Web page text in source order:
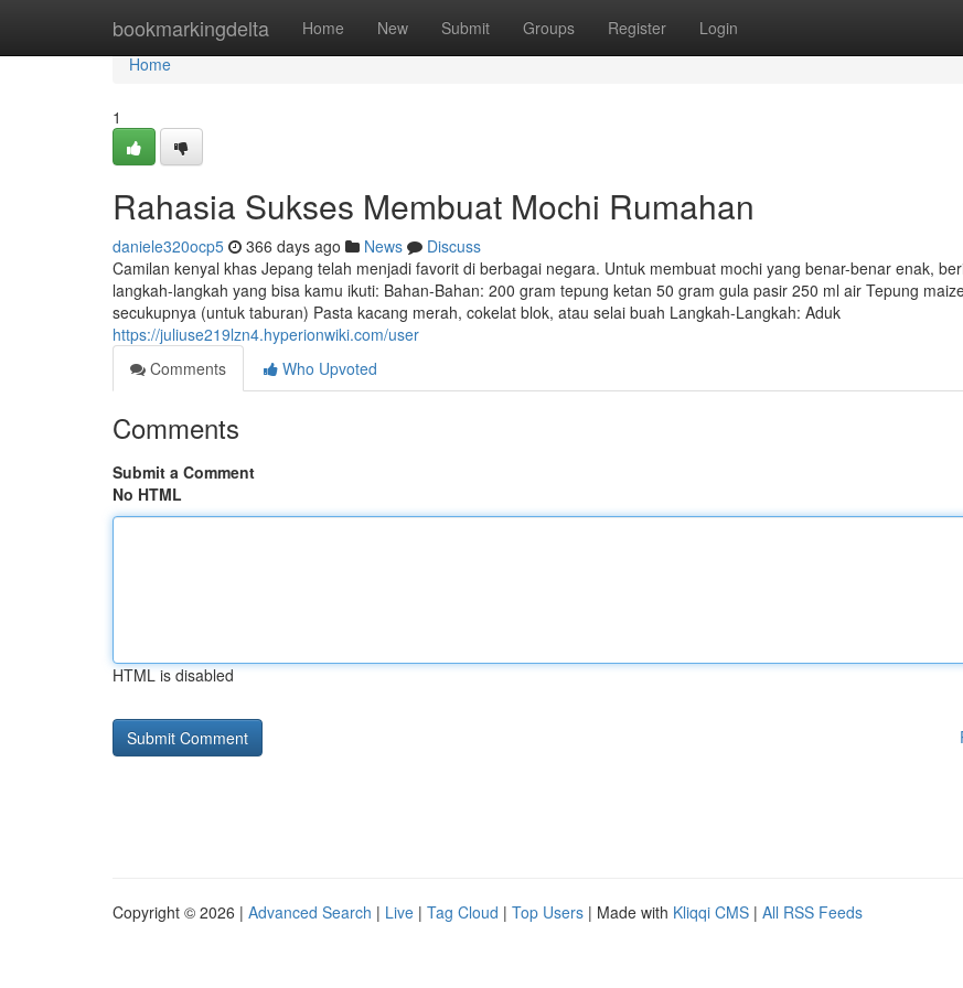
bookmarkingdelta Home New Submit Groups Register Login
Home
Home
1
Rahasia Sukses Membuat Mochi Rumahan
daniele320ocp5 366 days ago News
Discuss
Camilan kenyal khas Jepang telah menjadi favorit di berbagai negara. Untuk membuat mochi yang benar-benar enak,
langkah-langkah yang bisa kamu ikuti: Bahan-Bahan: 200 gram tepung ketan 50 gram gula pasir 250 ml air Tepung
secukupnya (untuk taburan) Pasta kacang merah, cokelat blok, atau selai buah Langkah-Langkah: Aduk
https://juliuse219lzn4.hyperionwiki.com/user
Comments
Who Upvoted
Comments
Submit a Comment
No HTML
HTML is disabled
Copyright © 2026 | Advanced Search | Live | Tag Cloud | Top Users | Made with Kliqqi CMS | All RSS Feeds